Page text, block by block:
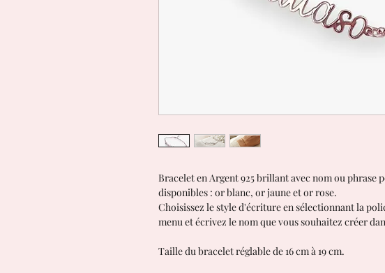
Bracelet en Argent 925 brillant avec nom ou phrase
disponibles : or blanc, or jaune et or rose.
Choisissez le style d'écriture en sélectionnant la
menu et écrivez le nom que vous souhaitez créer
Taille du bracelet réglable de 16 cm à 19 cm.